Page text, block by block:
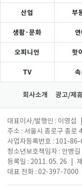
산업 부
생활·문화
오피니언 핫
TV
회사소개 광고/제
대표이사/발행인 : 이영섭
주소 : 서울시 종로구 종로
사업자등록번호 : 101-
청소년보호책임자 : 안병길
등록일 : 2011. 05. 26
대표 전화 : 02-397-7000